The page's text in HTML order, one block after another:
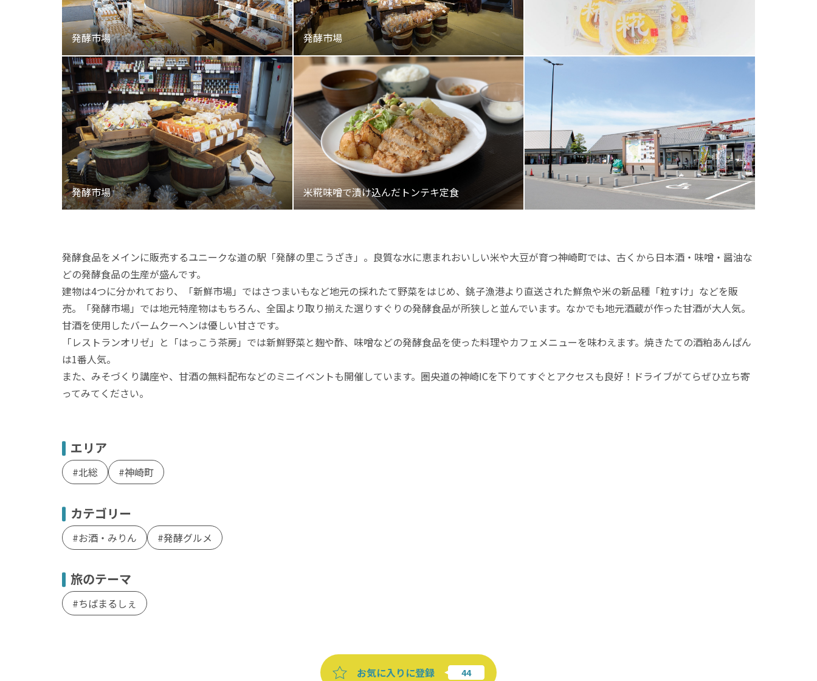
発酵食品をメインに販売するユニークな道の駅「発酵の里こうざき」。良質な水に恵まれおいしい米や大豆が育つ神崎町では、古くから日本酒・味噌・醤油な
どの発酵食品の生産が盛んです。
建物は4つに分かれており、「新鮮市場」ではさつまいもなど地元の採れたて野菜をはじめ、銚子漁港より直送された鮮魚や米の新品種「粒すけ」などを販
売。「発酵市場」では地元特産物はもちろん、全国より取り揃えた選りすぐりの発酵食品が所狭しと並んでいます。なかでも地元酒蔵が作った甘酒が大人気。
甘酒を使用したバームクーヘンは優しい甘さです。
「レストランオリゼ」と「はっこう茶房」では新鮮野菜と麹や酢、味噌などの発酵食品を使った料理やカフェメニューを味わえます。焼きたての酒粕あんぱん
は1番人気。
また、みそづくり講座や、甘酒の無料配布などのミニイベントも開催しています。圏央道の神崎ICを下りてすぐとアクセスも良好！ドライブがてらぜひ立ち寄
ってみてください。
エリア
北総 神崎町
カテゴリー
お酒・みりん 発酵グルメ
旅のテーマ
ちばまるしぇ
お気に入りに登録